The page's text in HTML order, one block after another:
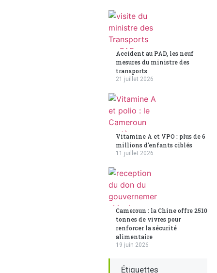
Accident au PAD, les neuf
mesures du ministre des
transports
21 juillet 2026
Vitamine A et VPO : plus de 6
millions d'enfants ciblés
11 juillet 2026
Cameroun : la Chine offre 2510
tonnes de vivres pour
renforcer la sécurité
alimentaire
19 juin 2026
Étiquettes